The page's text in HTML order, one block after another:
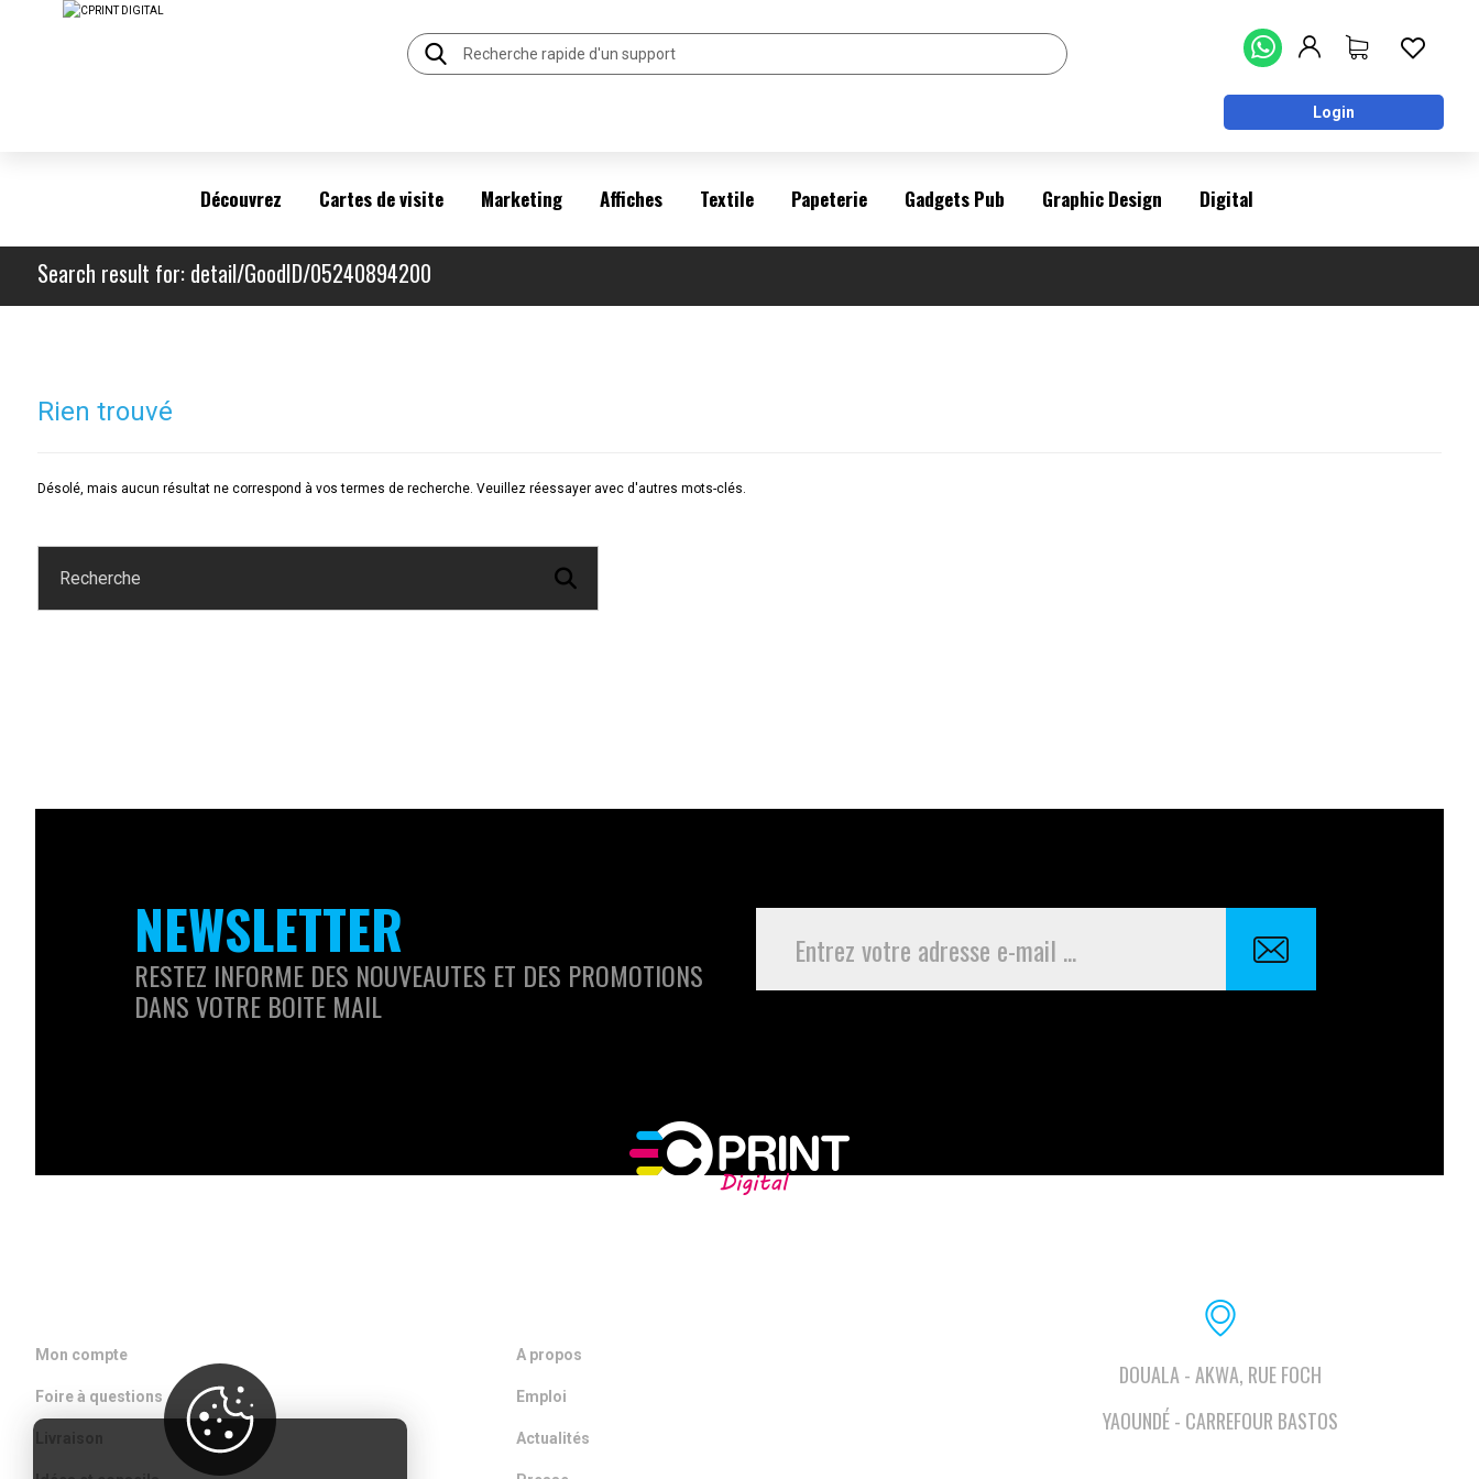
Login
Découvrez Cartes de visite Marketing Affiches Textile Papeterie Gadgets Pub Graphic Design Digital
Search result for: detail/GoodID/05240894200
Rien trouvé
Désolé, mais aucun résultat ne correspond à vos termes de recherche. Veuillez réessayer avec d'autres mots-clés.
NEWSLETTER
RESTEZ INFORME DES NOUVEAUTES ET DES PROMOTIONS
DANS VOTRE BOITE MAIL
Mon compte
Foire à questions
A propos
Emploi
Actualités
DOUALA - AKWA, RUE FOCH
YAOUNDÉ - CARREFOUR BASTOS